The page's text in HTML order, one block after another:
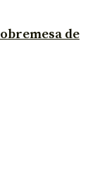
de